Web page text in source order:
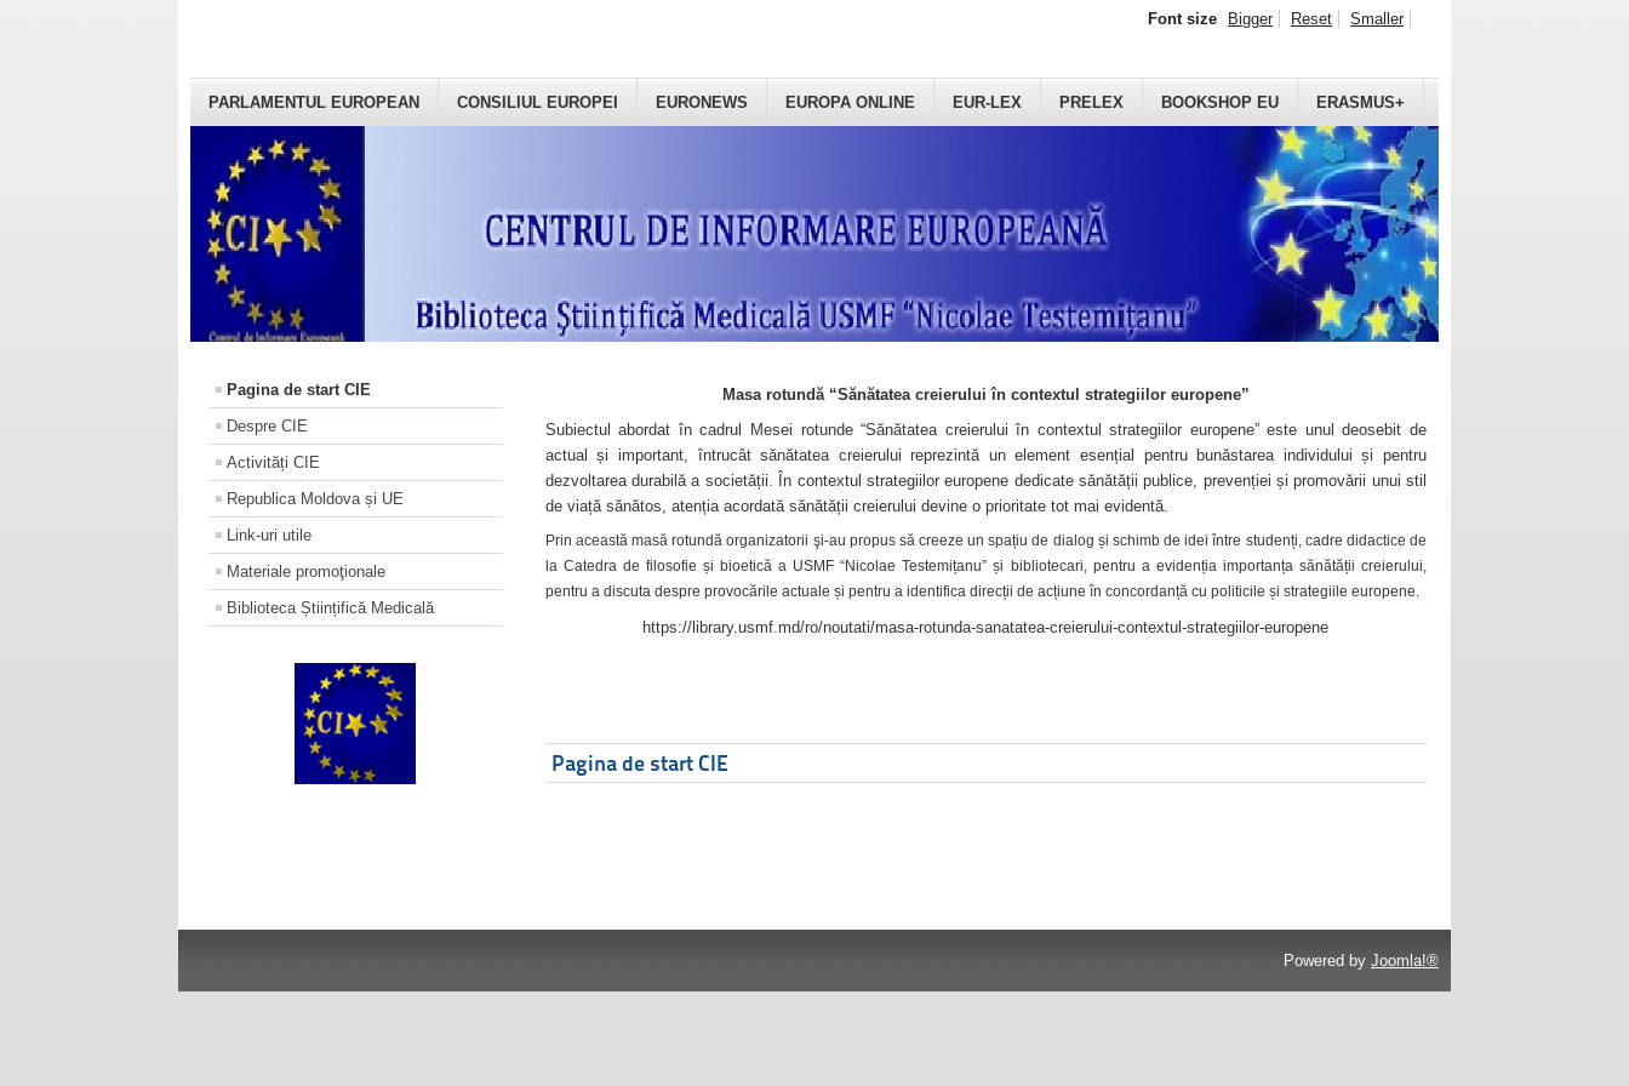
PARLAMENTUL EUROPEAN CONSILIUL EUROPEI EURONEWS EUROPA ONLINE EUR-LEX PRELEX BOOKSHOP EU ERASMUS+
Font size Bigger Reset Smaller
Pagina de start CIE
Despre CIE
Activități CIE
Republica Moldova și UE
Link-uri utile
Materiale promoţionale
Biblioteca Științifică Medicală
Masa rotundă “Sănătatea creierului în contextul strategiilor europene”
Subiectul abordat în cadrul Mesei rotunde “Sănătatea creierului în contextul strategiilor europene” este unul deosebit de
actual și important, întrucât sănătatea creierului reprezintă un element esențial pentru bunăstarea individului și pentru
dezvoltarea durabilă a societății. În contextul strategiilor europene dedicate sănătății publice, prevenției și promovării unui stil
de viață sănătos, atenția acordată sănătății creierului devine o prioritate tot mai evidentă.
Prin această masă rotundă organizatorii şi-au propus să creeze un spațiu de dialog și schimb de idei între studenți, cadre didactice de
la Catedra de filosofie și bioetică a USMF “Nicolae Testemițanu” și bibliotecari, pentru a evidenția importanța sănătății creierului,
pentru a discuta despre provocările actuale și pentru a identifica direcții de acțiune în concordanță cu politicile și strategiile europene.
https://library.usmf.md/ro/noutati/masa-rotunda-sanatatea-creierului-contextul-strategiilor-europene
Pagina de start CIE
Powered by Joomla!®